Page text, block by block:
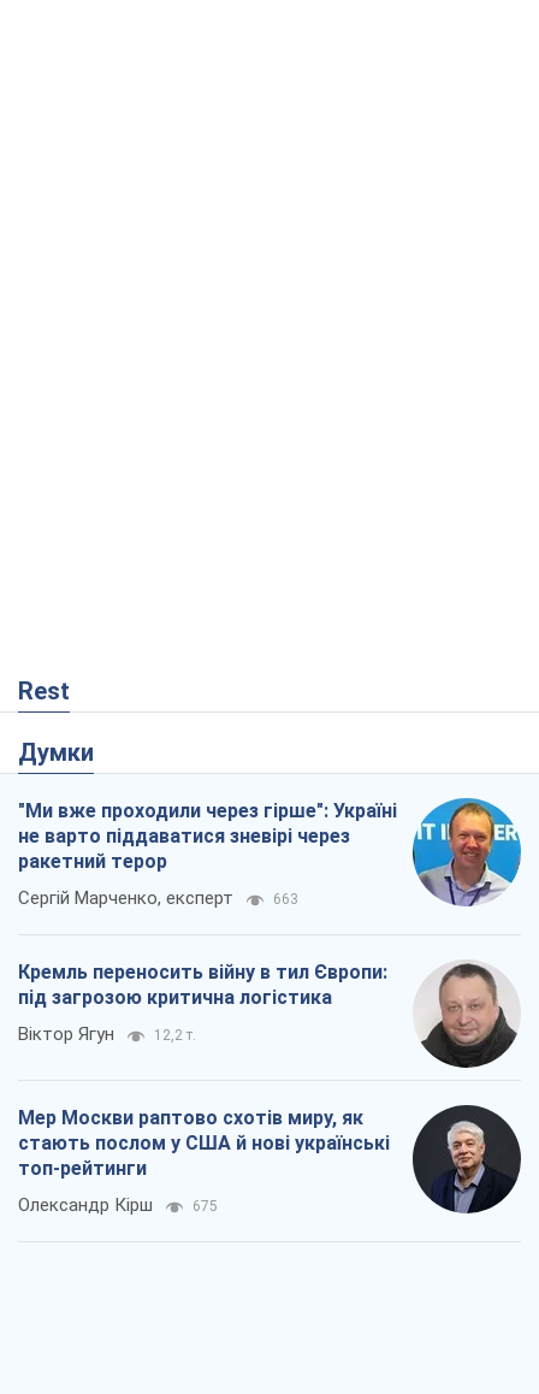
Rest
Думки
"Ми вже проходили через гірше": Україні
не варто піддаватися зневірі через
ракетний терор
Сергій Марченко, експерт 663
Кремль переносить війну в тил Європи:
під загрозою критична логістика
Віктор Ягун 12,2 т.
Мер Москви раптово схотів миру, як
стають послом у США й нові українські
топ-рейтинги
Олександр Кірш 675